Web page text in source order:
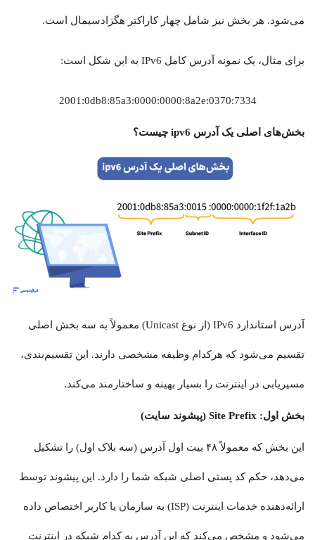
می‌شود. هر بخش نیز شامل چهار کاراکتر هگزادسیمال است.
برای مثال، یک نمونه آدرس کامل IPv6 به این شکل است:
2001:0db8:85a3:0000:0000:8a2e:0370:7334
بخش‌های اصلی یک آدرس ipv6 چیست؟
آدرس استاندارد IPv6 (از نوع Unicast) معمولاً به سه بخش اصلی
تقسیم می‌شود که هرکدام وظیفه مشخصی دارند. این تقسیم‌بندی،
مسیریابی در اینترنت را بسیار بهینه و ساختارمند می‌کند.
بخش اول: Site Prefix (پیشوند سایت)
این بخش که معمولاً ۴۸ بیت اول آدرس (سه بلاک اول) را تشکیل
می‌دهد، حکم کد پستی اصلی شبکه شما را دارد. این پیشوند توسط
ارائه‌دهنده خدمات اینترنت (ISP) به سازمان یا کاربر اختصاص داده
می‌شود و مشخص می‌کند که این آدرس به کدام شبکه در اینترنت